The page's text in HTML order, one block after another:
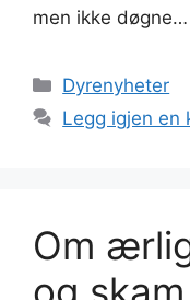
men ikke døgne…
Kategorier
Dyrenyheter
Legg igjen en
Om
og skam